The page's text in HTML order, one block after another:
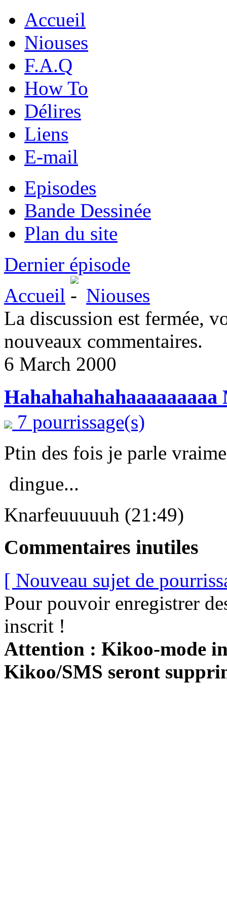
Accueil
Niouses
F.A.Q
How To
Délires
Liens
E-mail
Episodes
Bande Dessinée
Plan du site
Dernier épisode
Accueil
Niouses
La discussion est fermée,
nouveaux commentaires.
6 March 2000
7 pourrissage(s)
Ptin des fois je parle
dingue...
Knarfeuuuuuh (21:49)
Commentaires inutiles
[ Nouveau sujet de
Pour pouvoir enregistrer
inscrit !
Attention : Kikoo-mode
Kikoo/SMS seront